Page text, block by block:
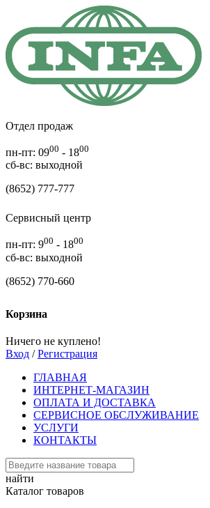
Отдел продаж
пн-пт: 0900 - 1800
cб-вс: выходной
(8652) 777-777
Сервисный центр
пн-пт: 900 - 1800
сб-вс: выходной
(8652) 770-660
Корзина
Ничего не куплено!
Вход /Регистрация
ГЛАВНАЯ
ИНТЕРНЕТ-МАГАЗИН
ОПЛАТА И ДОСТАВКА
СЕРВИСНОЕ ОБСЛУЖИВАНИЕ
УСЛУГИ
КОНТАКТЫ
найти
Каталог товаров